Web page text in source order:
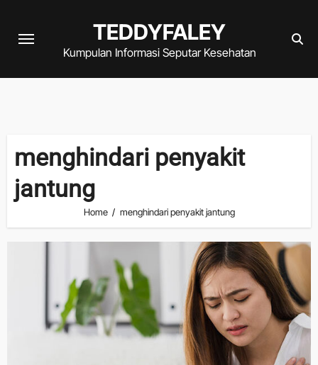
TEDDYFALEY
Kumpulan Informasi Seputar Kesehatan
menghindari penyakit
jantung
Home menghindari penyakit jantung